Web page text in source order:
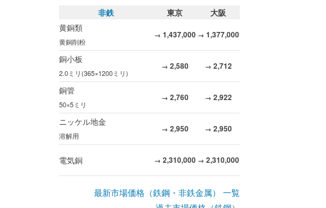
非鉄 東京
大阪
黄銅類
黄銅削粉
→ 1,437,000 → 1,377,000
銅小板
2.0ミリ(365×1200ミリ)
→ 2,580 → 2,712
銅管
50×5ミリ
→ 2,760 → 2,922
ニッケル地金
溶解用
→ 2,950 → 2,950
電気銅 → 2,310,000 → 2,310,000
最新市場価格（鉄鋼・非鉄金属） 一覧